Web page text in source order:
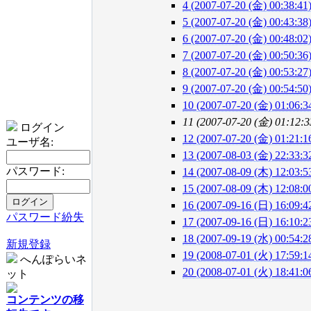
ログイン
ユーザ名:
パスワード:
パスワード紛失
新規登録
へんぽらいネ
ット
コンテンツの移
4 (2007-07-20 (金) 00:38:41)
5 (2007-07-20 (金) 00:43:38)
6 (2007-07-20 (金) 00:48:02)
7 (2007-07-20 (金) 00:50:36)
8 (2007-07-20 (金) 00:53:27)
9 (2007-07-20 (金) 00:54:50)
10 (2007-07-20 (金)
11 (2007-07-20 (金)
12 (2007-07-20 (金)
13 (2007-08-03 (金)
14 (2007-08-09 (木)
15 (2007-08-09 (木)
16 (2007-09-16 (日)
17 (2007-09-16 (日)
18 (2007-09-19 (水)
19 (2008-07-01 (火)
20 (2008-07-01 (火)